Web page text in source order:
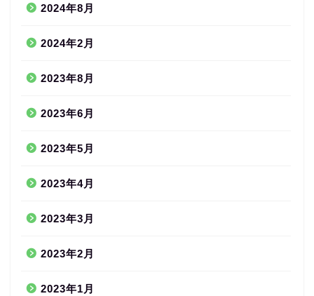
2024年8月
2024年2月
2023年8月
2023年6月
2023年5月
2023年4月
2023年3月
2023年2月
2023年1月